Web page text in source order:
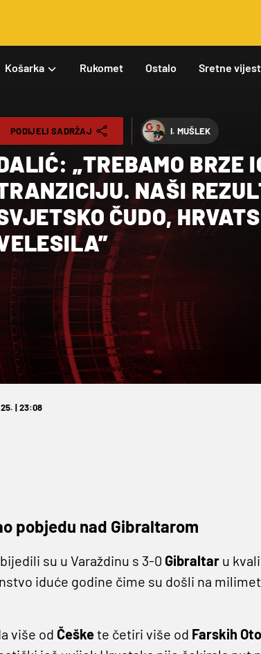
Košarka Rukomet Ostalo Sretne
PODIJELI SADRŽAJ I. MUŠLEK
„TREBAMO BRZE
NAŠI
ČUDO,
| 23:08
pobjedu nad Gibraltarom
su u Varaždinu s 3-0 Gibraltar u
iduće godine čime su došli na
više od Češkete četiri više od Farskih